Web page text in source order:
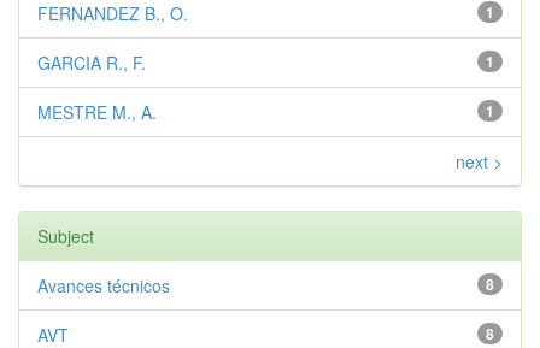
1
FERNANDEZ B., O.
1
GARCIA R., F.
1
MESTRE M., A.
next >
Subject
8
Avances técnicos
8
AVT